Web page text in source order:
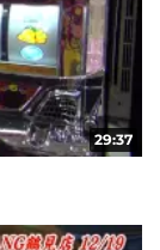
29:37